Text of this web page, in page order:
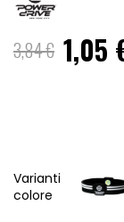
3,84 € Prezzo
speciale
1,05
Varianti
colore